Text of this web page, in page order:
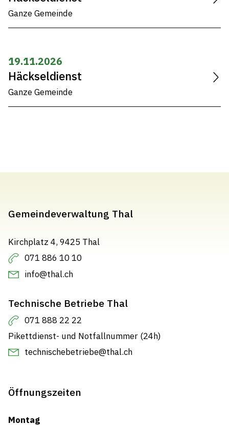
Ganze Gemeinde
19.11.2026
Häckseldienst
Ganze Gemeinde
Gemeindeverwaltung Thal
Kirchplatz 4, 9425 Thal
071 886 10 10
info@thal.ch
Technische Betriebe Thal
071 888 22 22
Pikettdienst- und Notfallnummer (24h)
technischebetriebe@thal.ch
Öffnungszeiten
Montag